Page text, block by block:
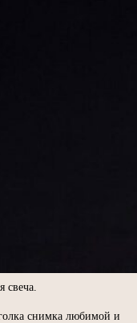
свеча.
снимка любимой и